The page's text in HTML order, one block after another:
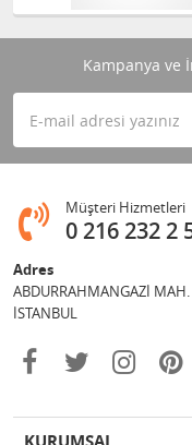
Kampanya ve
Müşteri Hizmetleri
0 216 232 2
Adres
ABDURRAHMANGAZİ
İSTANBUL